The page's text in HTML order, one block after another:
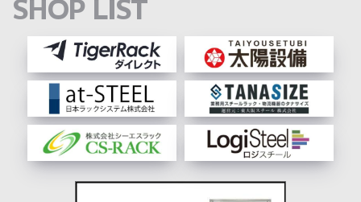
SHOP LIST